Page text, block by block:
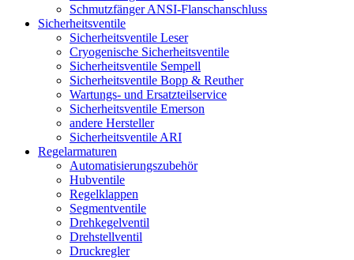
Schmutzfänger ANSI-Flanschanschluss
Sicherheitsventile
Sicherheitsventile Leser
Cryogenische Sicherheitsventile
Sicherheitsventile Sempell
Sicherheitsventile Bopp & Reuther
Wartungs- und Ersatzteilservice
Sicherheitsventile Emerson
andere Hersteller
Sicherheitsventile ARI
Regelarmaturen
Automatisierungszubehör
Hubventile
Regelklappen
Segmentventile
Drehkegelventil
Drehstellventil
Druckregler